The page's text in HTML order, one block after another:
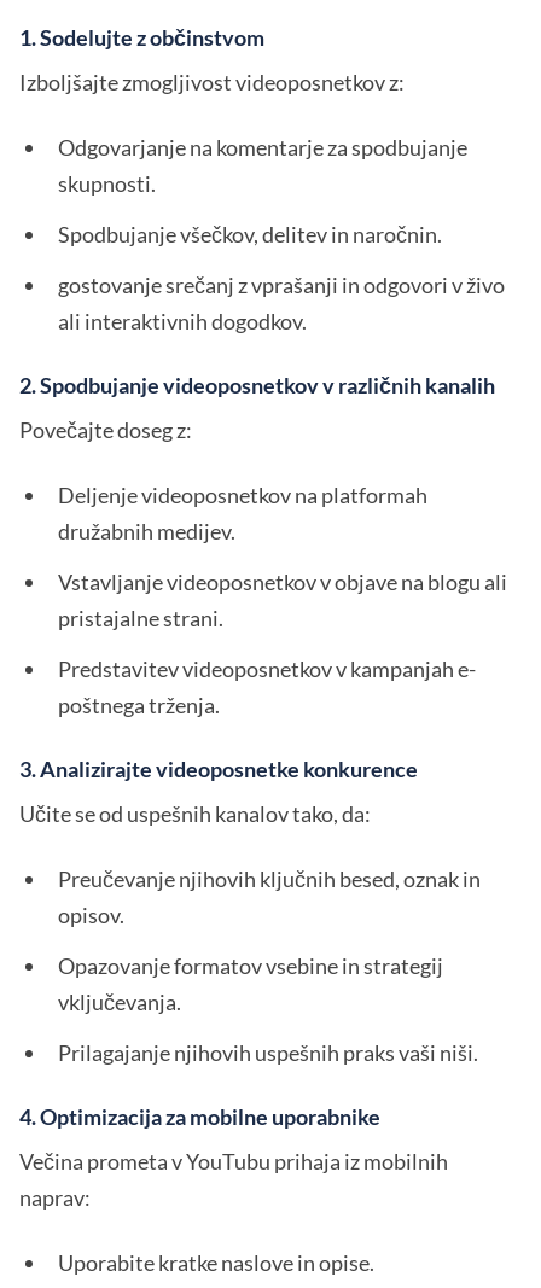
1. Sodelujte z občinstvom
Izboljšajte zmogljivost videoposnetkov z:
Odgovarjanje na komentarje za spodbujanje
skupnosti.
Spodbujanje všečkov, delitev in naročnin.
gostovanje srečanj z vprašanji in odgovori v živo
ali interaktivnih dogodkov.
2. Spodbujanje videoposnetkov v različnih kanalih
Povečajte doseg z:
Deljenje videoposnetkov na platformah
družabnih medijev.
Vstavljanje videoposnetkov v objave na blogu ali
pristajalne strani.
Predstavitev videoposnetkov v kampanjah e-
poštnega trženja.
3. Analizirajte videoposnetke konkurence
Učite se od uspešnih kanalov tako, da:
Preučevanje njihovih ključnih besed, oznak in
opisov.
Opazovanje formatov vsebine in strategij
vključevanja.
Prilagajanje njihovih uspešnih praks vaši niši.
4. Optimizacija za mobilne uporabnike
Večina prometa v YouTubu prihaja iz mobilnih
naprav:
Uporabite kratke naslove in opise.